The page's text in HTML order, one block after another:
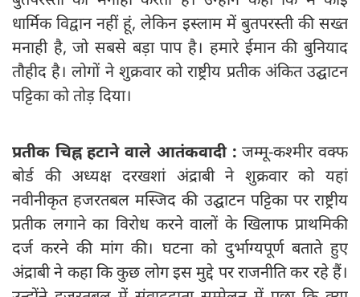
धार्मिक विद्वान नहीं हूं, लेकिन इस्लाम में बुतपरस्ती की सख्त
मनाही है, जो सबसे बड़ा पाप है। हमारे ईमान की बुनियाद
तौहीद है। लोगों ने शुक्रवार को राष्ट्रीय प्रतीक अंकित उद्घाटन
पट्टिका को तोड़ दिया।
प्रतीक चिह्न हटाने वाले आतंकवादी :जम्मू-कश्मीर वक्फ
बोर्ड की अध्यक्ष दरखशां अंद्राबी ने शुक्रवार को यहां
नवीनीकृत हजरतबल मस्जिद की उद्घाटन पट्टिका पर राष्ट्रीय
प्रतीक लगाने का विरोध करने वालों के खिलाफ प्राथमिकी
दर्ज करने की मांग की। घटना को दुर्भाग्यपूर्ण बताते हुए
अंद्राबी ने कहा कि कुछ लोग इस मुद्दे पर राजनीति कर रहे हैं।